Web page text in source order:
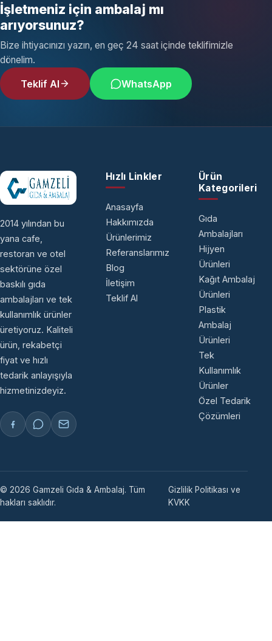
İşletmeniz için ambalaj mı
arıyorsunuz?
Bize ihtiyacınızı yazın, en geç 24 saat içinde teklifimizle
dönelim.
Teklif Al WhatsApp
2014 yılından bu
yana cafe,
restoran ve otel
sektörüne özel
baskılı gıda
ambalajları ve tek
kullanımlık ürünler
üretiyoruz. Kaliteli
ürün, rekabetçi
fiyat ve hızlı
tedarik anlayışıyla
hizmetinizdeyiz.
Hızlı Linkler
Anasayfa
Hakkımızda
Ürünlerimiz
Referanslarımız
Blog
İletişim
Teklif Al
Ürün
Kategorileri
Gıda
Ambalajları
Hijyen
Ürünleri
Kağıt Ambalaj
Ürünleri
Plastik
Ambalaj
Ürünleri
Tek
Kullanımlık
Ürünler
Özel Tedarik
Çözümleri
© 2026 Gamzeli Gıda & Ambalaj. Tüm
hakları saklıdır.
Gizlilik Politikası ve
KVKK